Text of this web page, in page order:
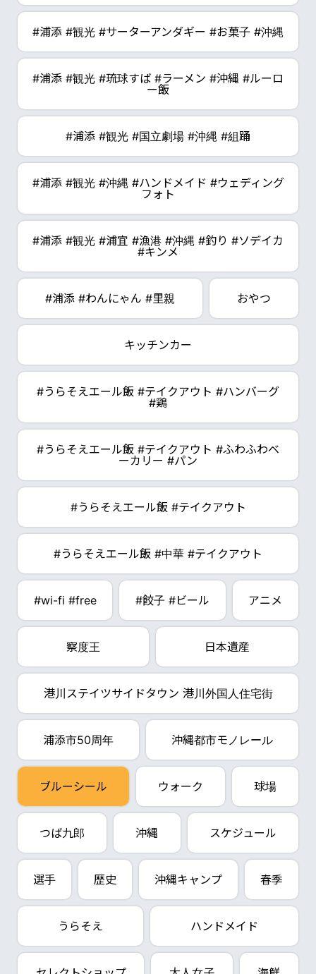
#浦添 #観光 #サーターアンダギー #お菓子 #沖縄
#浦添 #観光 #琉球すば #ラーメン #沖縄 #ルーロ
ー飯
#浦添 #観光 #国立劇場 #沖縄 #組踊
#浦添 #観光 #沖縄 #ハンドメイド #ウェディング
フォト
#浦添 #観光 #浦宜 #漁港 #沖縄 #釣り #ソデイカ
#キンメ
#浦添 #わんにゃん #里親 おやつ
キッチンカー
#うらそえエール飯 #テイクアウト #ハンバーグ
#鶏
#うらそえエール飯 #テイクアウト #ふわふわベ
ーカリー #パン
#うらそえエール飯 #テイクアウト
#うらそえエール飯 #中華 #テイクアウト
#wi-fi #free #餃子 #ビール アニメ
察度王 日本遺産
港川ステイツサイドタウン 港川外国人住宅街
浦添市50周年 沖縄都市モノレール
ブルーシール ウォーク 球場
つば九郎 沖縄 スケジュール
選手 歴史 沖縄キャンプ 春季
うらそえ ハンドメイド